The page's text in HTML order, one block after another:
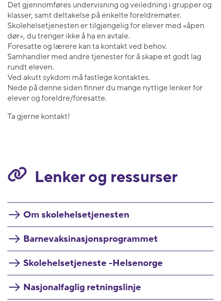
Det gjennomføres undervisning og veiledning i grupper og
klasser, samt deltakelse på enkelte foreldremøter.
Skolehelsetjenesten er tilgjengelig for elever med «åpen
dør», du trenger ikke å ha en avtale.
Foresatte og lærere kan ta kontakt ved behov.
Samhandler med andre tjenester for å skape et godt lag
rundt eleven.
Ved akutt sykdom må fastlege kontaktes.
Nede på denne siden finner du mange nyttige lenker for
elever og foreldre/foresatte.
Ta gjerne kontakt!
Lenker og ressurser
Om skolehelsetjenesten
Barnevaksinasjonsprogrammet
Skolehelsetjeneste -Helsenorge
Nasjonalfaglig retningslinje